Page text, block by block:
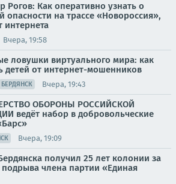
Рогов: Как оперативно узнать о
опасности на трассе «Новороссия»,
интернета
Вчера, 19:58
ловушки виртуального мира: как
детей от интернет-мошенников
БЕРДЯНСК Вчера, 19:43
ОБОРОНЫ РОССИЙСКОЙ
ведёт набор в добровольческие
Вчера, 19:09
получил 25 лет колонии за
члена партии «Единая